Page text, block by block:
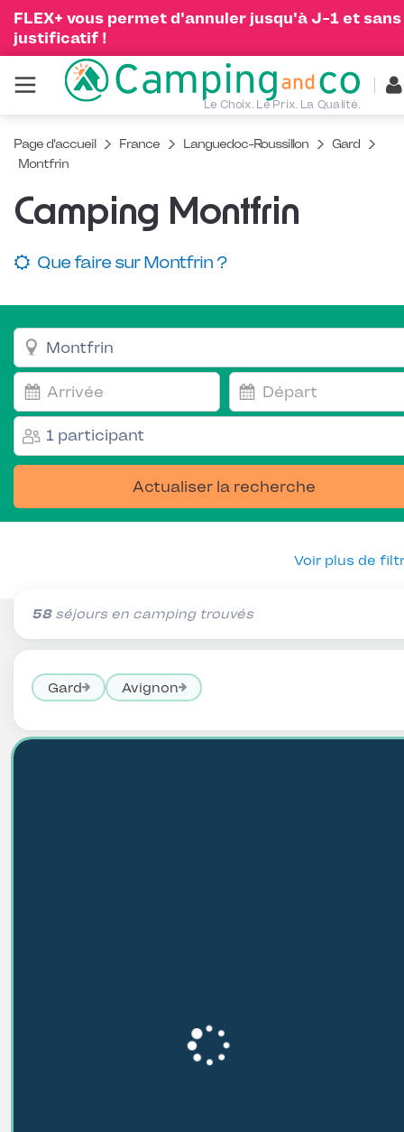
FLEX+ vous permet d'annuler jusqu'à J-1 et sans
justificatif !
Le Choix. Le Prix. La Qualité.
Page d'accueil France Languedoc-Roussillon
Gard
Montfrin
Camping Montfrin
Que faire sur Montfrin ?
1 participant
Actualiser la recherche
Voir plus de
58séjours en camping trouvés
Gard Avignon